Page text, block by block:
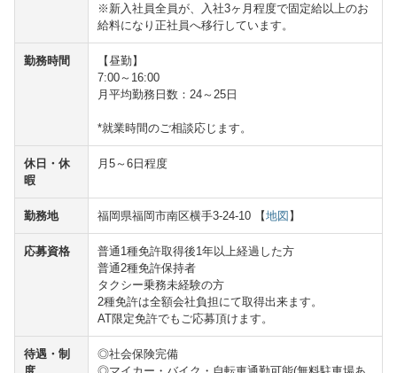
※新入社員全員が、入社3ヶ月程度で固定給以上のお
給料になり正社員へ移行しています。
勤務時間
【昼勤】
7:00～16:00
月平均勤務日数：24～25日
*就業時間のご相談応じます。
休日・休
暇
月5～6日程度
勤務地 福岡県福岡市南区横手3-24-10 【地図】
応募資格
普通1種免許取得後1年以上経過した方
普通2種免許保持者
タクシー乗務未経験の方
2種免許は全額会社負担にて取得出来ます。
AT限定免許でもご応募頂けます。
待遇・制
◎社会保険完備